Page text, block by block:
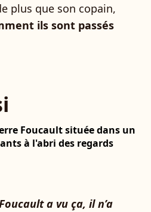
plus que son copain,
ils sont passés
Foucault située dans un
à l'abri des regards
a vu ça, il n’a